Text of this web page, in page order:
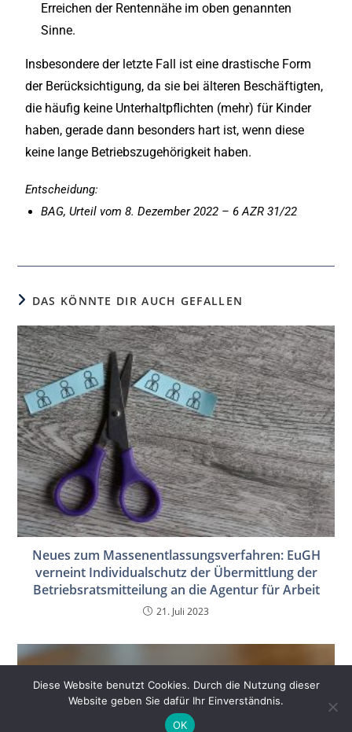
Erreichen der Rentennähe im oben genannten
Sinne.
Insbesondere der letzte Fall ist eine drastische Form
der Berücksichtigung, da sie bei älteren Beschäftigten,
die häufig keine Unterhaltpflichten (mehr) für Kinder
haben, gerade dann besonders hart ist, wenn diese
keine lange Betriebszugehörigkeit haben.
Entscheidung:
BAG, Urteil vom 8. Dezember 2022 – 6 AZR 31/22
DAS KÖNNTE DIR AUCH GEFALLEN
Neues zum Massenentlassungsverfahren: EuGH
verneint Individualschutz der Übermittlung der
Betriebsratsmitteilung an die Agentur für Arbeit
21. Juli 2023
Diese Website benutzt Cookies. Durch die Nutzung dieser
Website geben Sie dafür Ihr Einverständnis.
OK